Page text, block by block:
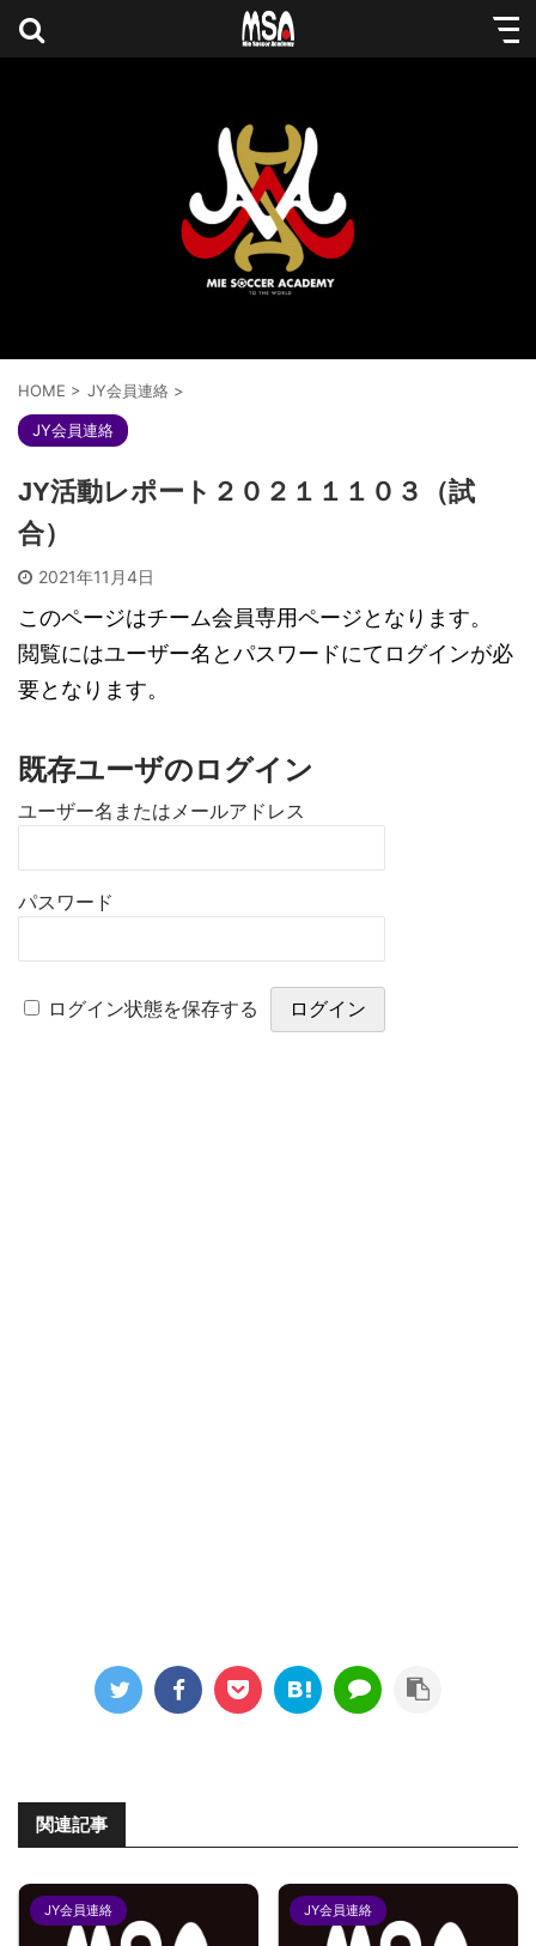
HOME > JY会員連絡 >
JY会員連絡
JY活動レポート２０２１１１０３（試
合）
2021年11月4日
このページはチーム会員専用ページとなります。
閲覧にはユーザー名とパスワードにてログインが必
要となります。
既存ユーザのログイン
ユーザー名またはメールアドレス
パスワード
ログイン状態を保存する
関連記事
JY会員連絡 JY会員連絡